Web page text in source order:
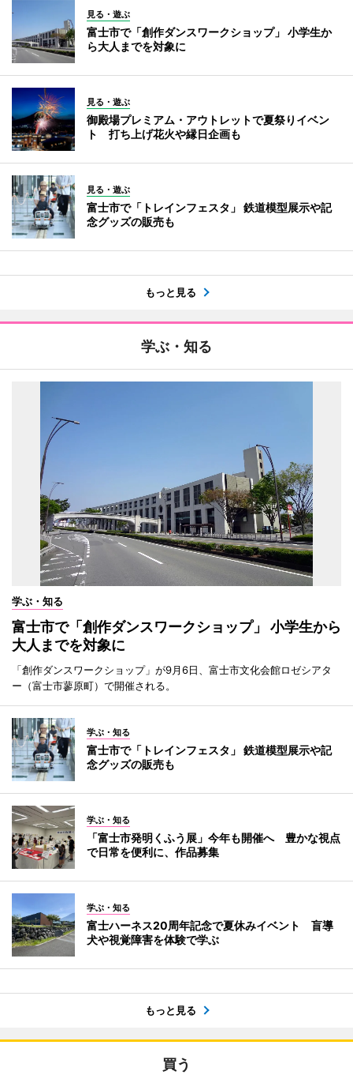
見る・遊ぶ
富士市で「創作ダンスワークショップ」 小学生か
ら大人までを対象に
見る・遊ぶ
御殿場プレミアム・アウトレットで夏祭りイベン
ト 打ち上げ花火や縁日企画も
見る・遊ぶ
富士市で「トレインフェスタ」 鉄道模型展示や記
念グッズの販売も
もっと見る
学ぶ・知る
学ぶ・知る
富士市で「創作ダンスワークショップ」 小学生から
大人までを対象に
「創作ダンスワークショップ」が9月6日、富士市文化会館ロゼシアタ
ー（富士市蓼原町）で開催される。
学ぶ・知る
富士市で「トレインフェスタ」 鉄道模型展示や記
念グッズの販売も
学ぶ・知る
「富士市発明くふう展」今年も開催へ 豊かな視点
で日常を便利に、作品募集
学ぶ・知る
富士ハーネス20周年記念で夏休みイベント 盲導
犬や視覚障害を体験で学ぶ
もっと見る
買う